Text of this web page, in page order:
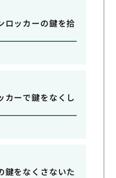
ロッカーの鍵を拾
カーで鍵をなくし
鍵をなくさないた